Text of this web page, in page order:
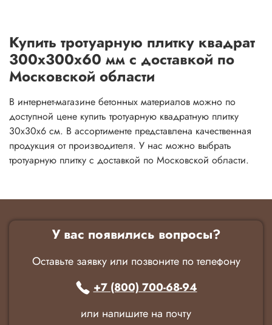
Купить тротуарную плитку квадрат
300х300х60 мм с доставкой по
Московской области
В интернет-магазине бетонных материалов можно по
доступной цене купить тротуарную квадратную плитку
30х30х6 см. В ассортименте представлена качественная
продукция от производителя. У нас можно выбрать
тротуарную плитку с доставкой по Московской области.
У вас появились вопросы?
Оставьте заявку или позвоните по телефону
+7 (800) 700-68-94
или напишите на почту